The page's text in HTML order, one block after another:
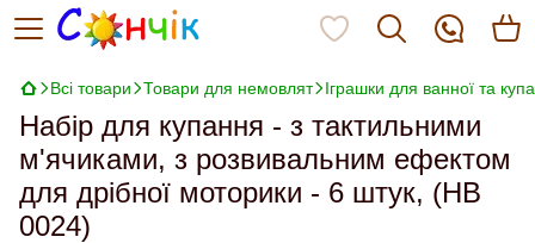
Всі товари Товари для немовлят Іграшки для ванної та
Набір для купання - з тактильними
м'ячиками, з розвивальним ефектом
для дрібної моторики - 6 штук, (HB
0024)